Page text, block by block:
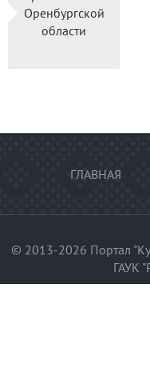
Оренбургской
области
ГЛАВНАЯ
© 2013-2026 Портал
ГАУК